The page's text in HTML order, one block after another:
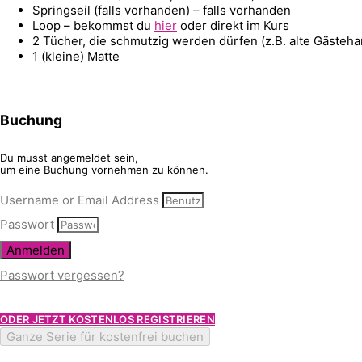
Springseil (falls vorhanden) – falls vorhanden
Loop – bekommst du hier oder direkt im Kurs
2 Tücher, die schmutzig werden dürfen (z.B. alte
1 (kleine) Matte
Buchung
Du musst angemeldet sein,
um eine Buchung vornehmen zu können.
Username or Email Address
Passwort
Anmelden
Passwort vergessen?
ODER JETZT KOSTENLOS REGISTRIEREN
Ganze Serie für kostenfrei buchen